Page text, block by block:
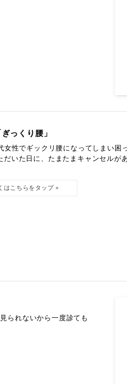
っくり腰」
女性でギックリ腰になってしまい
だいた日に、たまたまキャンセルが
られないから一度診ても